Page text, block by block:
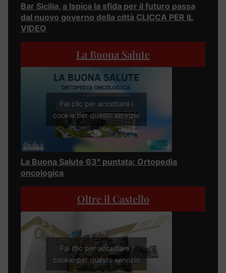
Bar Sicilia, a Ispica la sfida per il futuro passa
dal nuovo governo della città CLICCA PER IL
VIDEO
La Buona Salute
Fai clic per accettare i
cookie per questo servizio
La Buona Salute 63° puntata: Ortopedia
oncologica
Oltre il Castello
Fai clic per accettare i
cookie per questo servizio